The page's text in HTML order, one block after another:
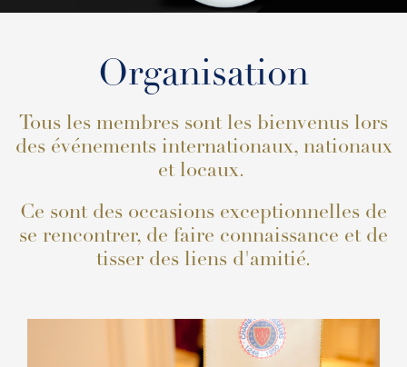
Organisation
Tous les membres sont les bienvenus lors
des événements internationaux, nationaux
et locaux.
Ce sont des occasions exceptionnelles de
se rencontrer, de faire connaissance et de
tisser des liens d'amitié.